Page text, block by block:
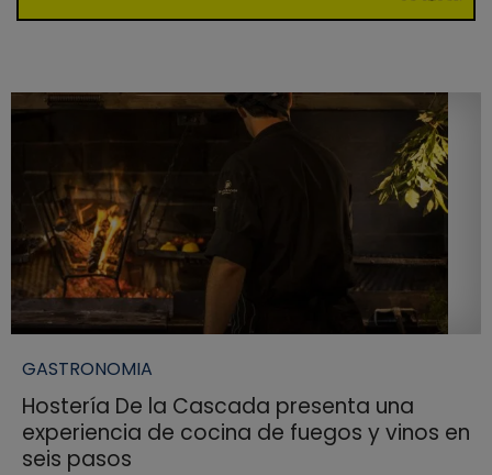
GASTRONOMIA
Hostería De la Cascada presenta una
experiencia de cocina de fuegos y vinos en
seis pasos